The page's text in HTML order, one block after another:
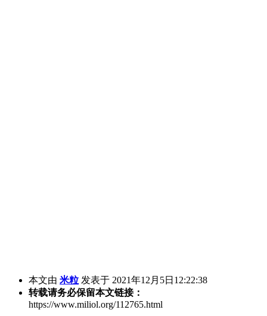
本文由 米粒 发表于 2021年12月5日12:22:38
转载请务必保留本文链接：
https://www.miliol.org/112765.html